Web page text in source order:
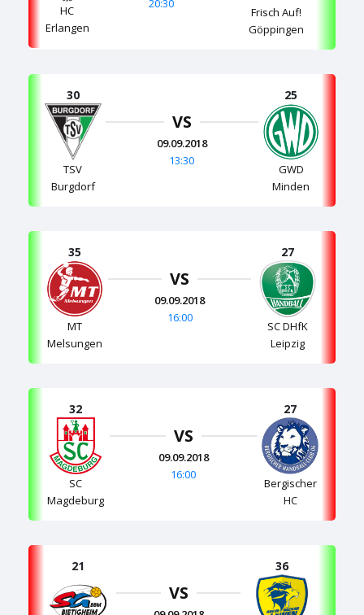
HC
Erlangen
20:30
Frisch Auf!
Göppingen
30
TSV
Burgdorf
VS
09.09.2018
13:30
25
GWD
Minden
35
MT
Melsungen
VS
09.09.2018
16:00
27
SC DHfK
Leipzig
32
SC
Magdeburg
VS
09.09.2018
16:00
27
Bergischer
HC
21
VS
36